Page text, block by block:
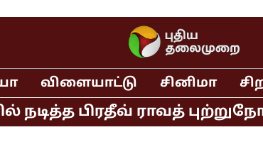
விளையாட்டு சினிமா
பிரதீவ் ராவத் புற்றுநோய்